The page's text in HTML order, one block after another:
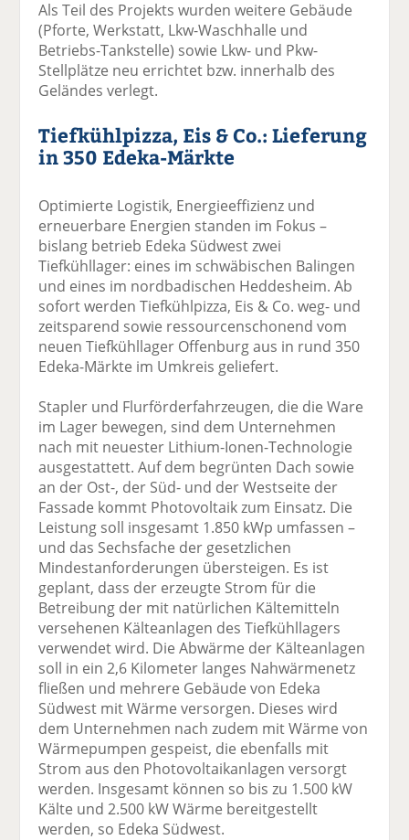
Als Teil des Projekts wurden weitere Gebäude
(Pforte, Werkstatt, Lkw-Waschhalle und
Betriebs-Tankstelle) sowie Lkw- und Pkw-
Stellplätze neu errichtet bzw. innerhalb des
Geländes verlegt.
Tiefkühlpizza, Eis & Co.: Lieferung
in 350 Edeka-Märkte
Optimierte Logistik, Energieeffizienz und
erneuerbare Energien standen im Fokus –
bislang betrieb Edeka Südwest zwei
Tiefkühllager: eines im schwäbischen Balingen
und eines im nordbadischen Heddesheim. Ab
sofort werden Tiefkühlpizza, Eis & Co. weg- und
zeitsparend sowie ressourcenschonend vom
neuen Tiefkühllager Offenburg aus in rund 350
Edeka-Märkte im Umkreis geliefert.
Stapler und Flurförderfahrzeugen, die die Ware
im Lager bewegen, sind dem Unternehmen
nach mit neuester Lithium-Ionen-Technologie
ausgestattett. Auf dem begrünten Dach sowie
an der Ost-, der Süd- und der Westseite der
Fassade kommt Photovoltaik zum Einsatz. Die
Leistung soll insgesamt 1.850 kWp umfassen –
und das Sechsfache der gesetzlichen
Mindestanforderungen übersteigen. Es ist
geplant, dass der erzeugte Strom für die
Betreibung der mit natürlichen Kältemitteln
versehenen Kälteanlagen des Tiefkühllagers
verwendet wird. Die Abwärme der Kälteanlagen
soll in ein 2,6 Kilometer langes Nahwärmenetz
fließen und mehrere Gebäude von Edeka
Südwest mit Wärme versorgen. Dieses wird
dem Unternehmen nach zudem mit Wärme von
Wärmepumpen gespeist, die ebenfalls mit
Strom aus den Photovoltaikanlagen versorgt
werden. Insgesamt können so bis zu 1.500 kW
Kälte und 2.500 kW Wärme bereitgestellt
werden, so Edeka Südwest.